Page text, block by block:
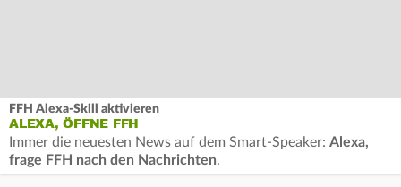
FFH Alexa-Skill aktivieren
ALEXA, ÖFFNE FFH
Immer die neuesten News auf dem Smart-Speaker: Alexa,
frage FFH nach den Nachrichten.